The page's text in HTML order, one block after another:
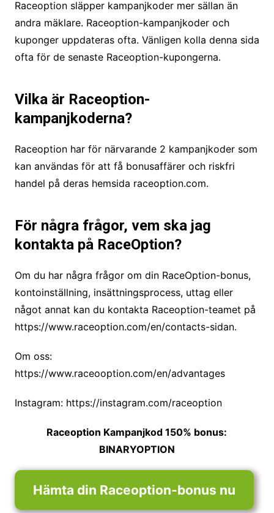
Raceoption släpper kampanjkoder mer sällan än
andra mäklare. Raceoption-kampanjkoder och
kuponger uppdateras ofta. Vänligen kolla denna sida
ofta för de senaste Raceoption-kupongerna.
Vilka är Raceoption-
kampanjkoderna?
Raceoption har för närvarande 2 kampanjkoder som
kan användas för att få bonusaffärer och riskfri
handel på deras hemsida raceoption.com.
För några frågor, vem ska jag
kontakta på RaceOption?
Om du har några frågor om din RaceOption-bonus,
kontoinställning, insättningsprocess, uttag eller
något annat kan du kontakta Raceoption-teamet på
https://www.raceoption.com/en/contacts-sidan.
Om oss:
https://www.raceooption.com/en/advantages
Instagram: https://instagram.com/raceoption
Raceoption Kampanjkod 150% bonus:
BINARYOPTION
Hämta din Raceoption-bonus nu